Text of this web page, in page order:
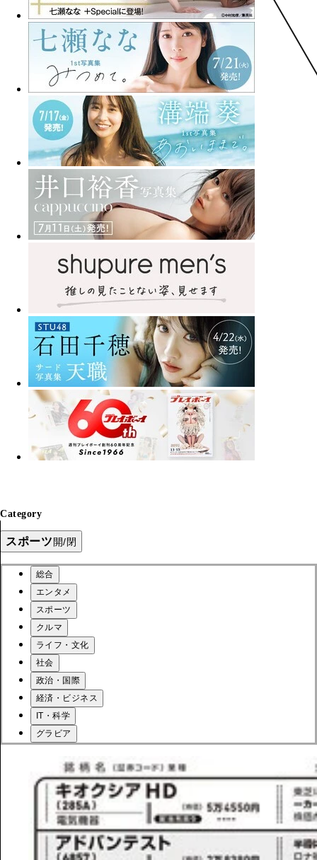
Category
スポーツ開/閉
総合
エンタメ
スポーツ
クルマ
ライフ・文化
社会
政治・国際
経済・ビジネス
IT・科学
グラビア